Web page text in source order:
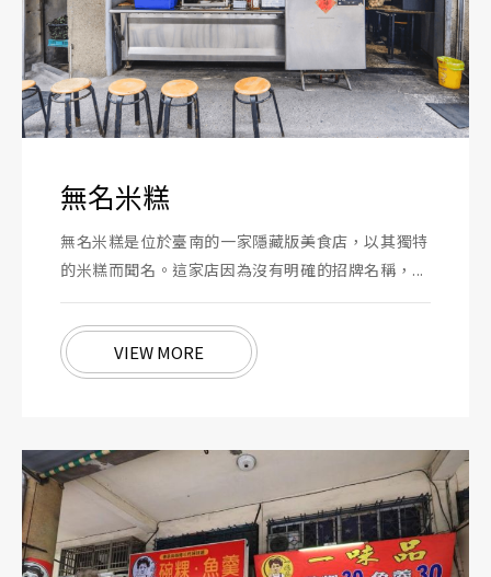
無名米糕
無名米糕是位於臺南的一家隱藏版美食店，以其獨特
的米糕而聞名。這家店因為沒有明確的招牌名稱，...
VIEW MORE